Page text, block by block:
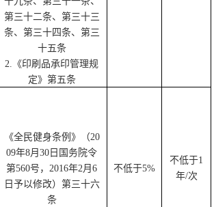
第三十二条、第三十三
条、第三十四条、第三
十五条
2. 《印刷品承印管理规
定》第五条
《全民健身条例》（20
09年8月 30 日国务院令
第560号， 2016年2月 6
日予以修改）第三十六
条
不低于5%
不低于1
年/次